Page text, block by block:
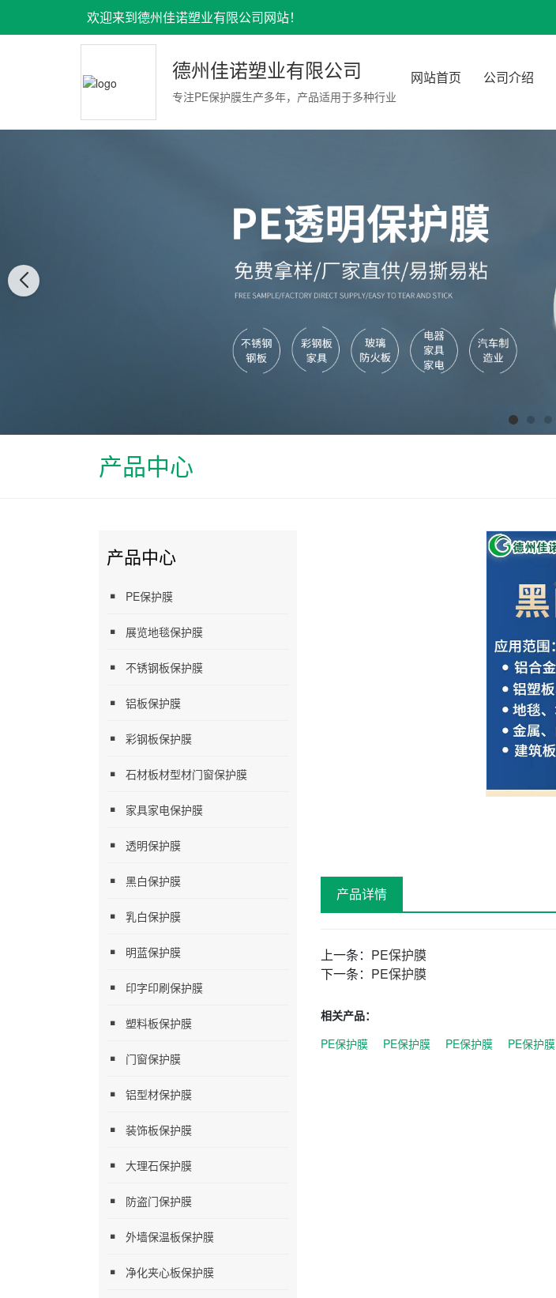
欢迎来到德州佳诺塑业有限公司网站！
德州佳诺塑业有限公司
专注PE保护膜生产多年，产品适用于多种行业
网站首页 公司介绍
产品中心
产品中心
PE保护膜
展览地毯保护膜
不锈钢板保护膜
铝板保护膜
彩钢板保护膜
石材板材型材门窗保护膜
家具家电保护膜
透明保护膜
黑白保护膜
乳白保护膜
明蓝保护膜
印字印刷保护膜
塑料板保护膜
门窗保护膜
铝型材保护膜
装饰板保护膜
大理石保护膜
防盗门保护膜
外墙保温板保护膜
净化夹心板保护膜
产品详情
上一条： PE保护膜
下一条： PE保护膜
相关产品：
PE保护膜
PE保护膜 PE保护膜 PE保护膜